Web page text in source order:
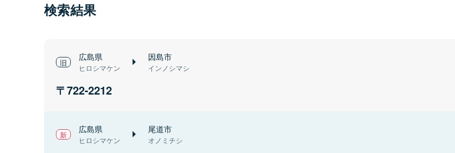
検索結果
広島県
ヒロシマケン
因島市
インノシマシ
722-2212
広島県
ヒロシマケン
尾道市
オノミチシ